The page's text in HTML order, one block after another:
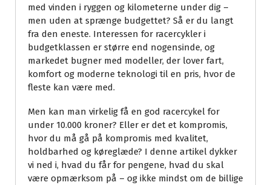
med vinden i ryggen og kilometerne under dig –
men uden at sprænge budgettet? Så er du langt
fra den eneste. Interessen for racercykler i
budgetklassen er større end nogensinde, og
markedet bugner med modeller, der lover fart,
komfort og moderne teknologi til en pris, hvor de
fleste kan være med.
Men kan man virkelig få en god racercykel for
under 10.000 kroner? Eller er det et kompromis,
hvor du må gå på kompromis med kvalitet,
holdbarhed og køreglæde? I denne artikel dykker
vi ned i, hvad du får for pengene, hvad du skal
være opmærksom på – og ikke mindst om de billige